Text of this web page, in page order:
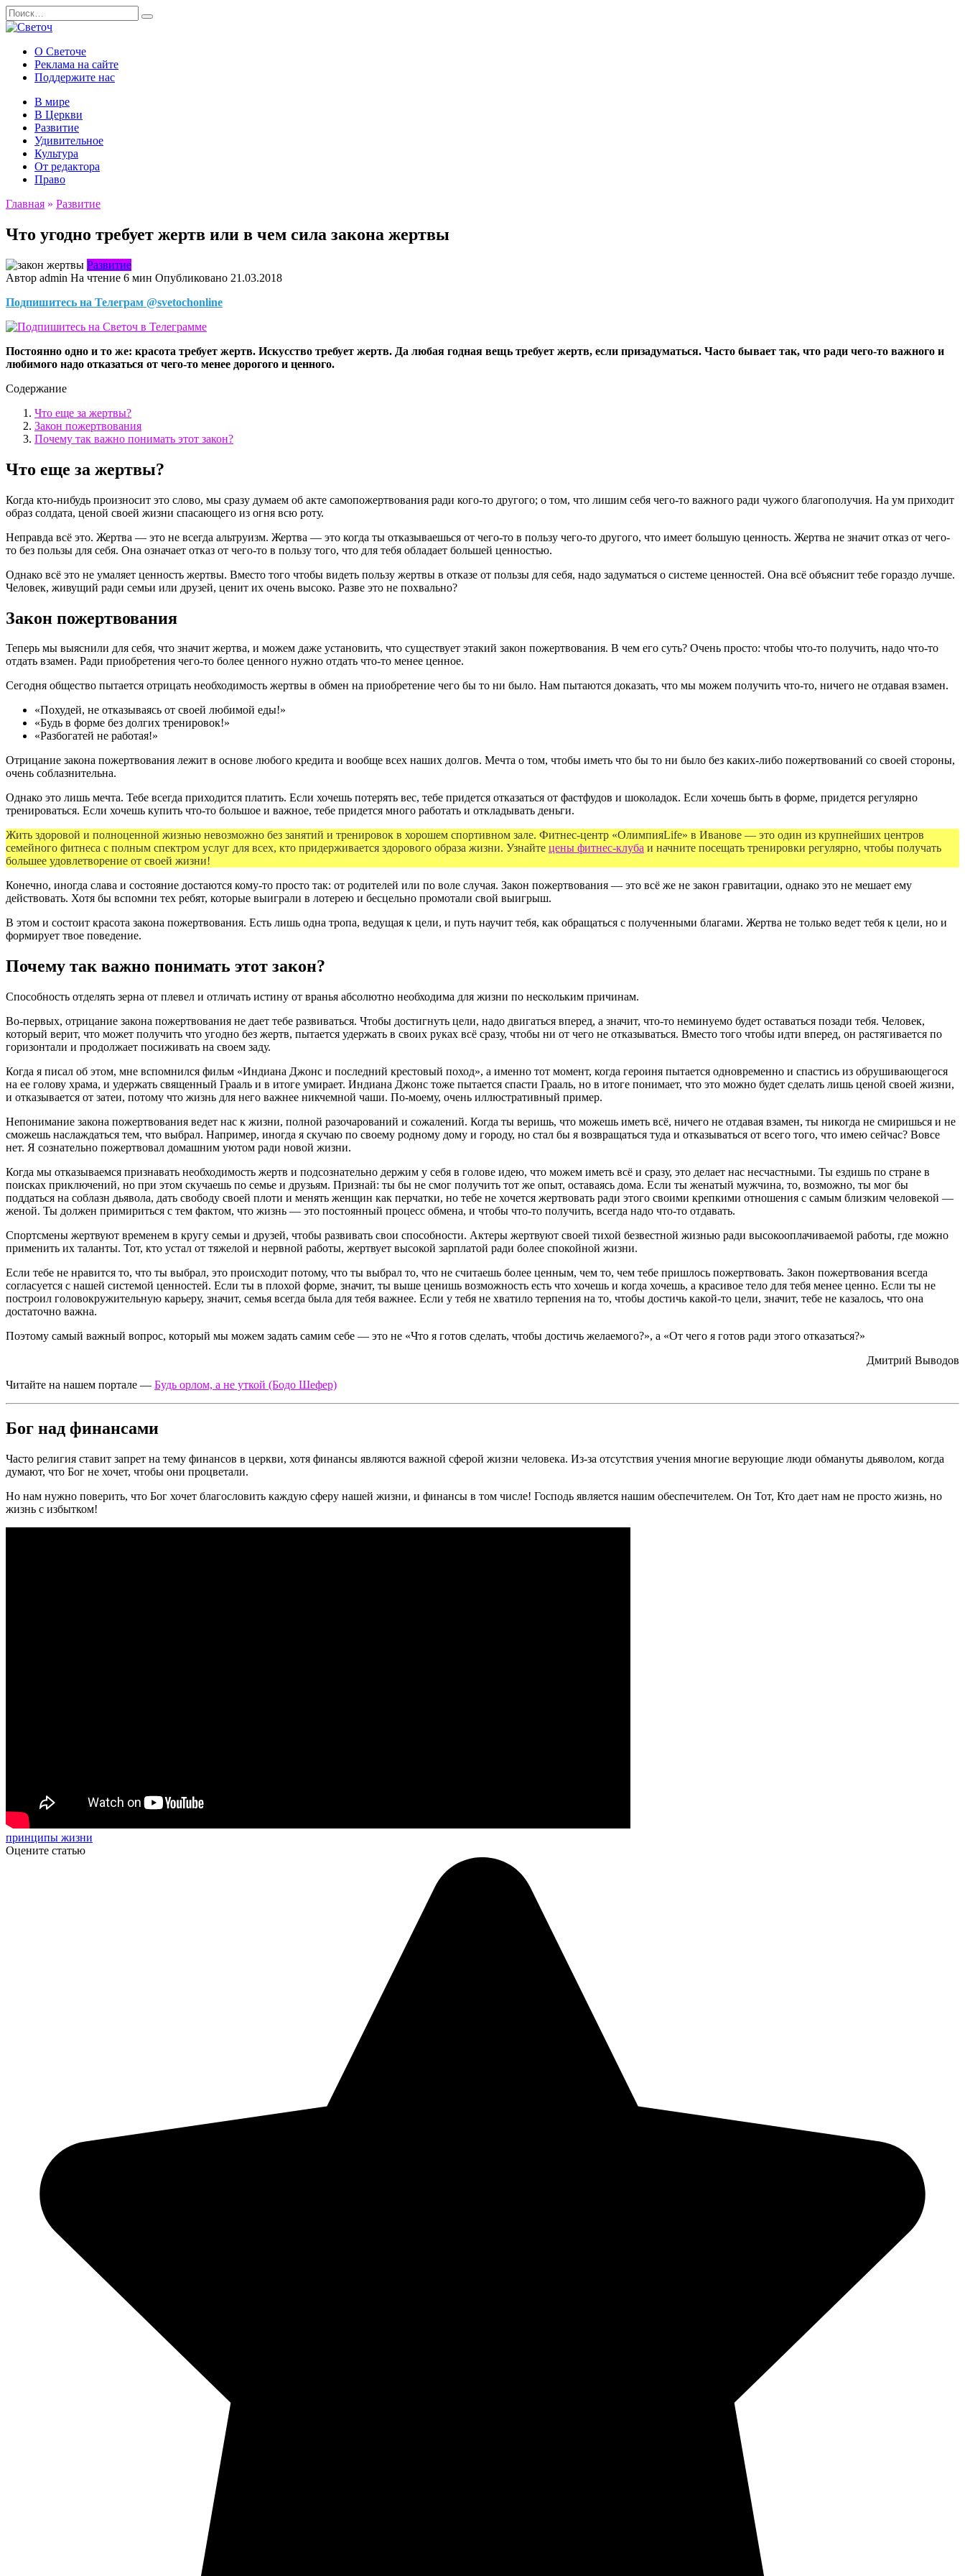
Перейти
к
Search
for:
О Светоче
Реклама на сайте
Поддержите нас
В мире
В Церкви
Развитие
Удивительное
Культура
От редактора
Право
Главная » Развитие
Что угодно требует жертв или в чем сила закона жертвы
Развитие
Автор admin На чтение 6 мин Опубликовано 21.03.2018
Подпишитесь на Телеграм @svetochonline
Постоянно одно и то же: красота требует жертв. Искусство требует жертв. Да любая годная вещь требует жертв, если призадуматься. Часто бывает так, что ради чего-то важного и
любимого надо отказаться от чего-то менее дорогого и ценного.
Содержание
Что еще за жертвы?
Закон пожертвования
Почему так важно понимать этот закон?
Что еще за жертвы?
Когда кто-нибудь произносит это слово, мы сразу думаем об акте самопожертвования ради кого-то другого; о том, что лишим себя чего-то важного ради чужого благополучия. На ум приходит
образ солдата, ценой своей жизни спасающего из огня всю роту.
Неправда всё это. Жертва — это не всегда альтруизм. Жертва — это когда ты отказываешься от чего-то в пользу чего-то другого, что имеет большую ценность. Жертва не значит отказ от чего-
то без пользы для себя. Она означает отказ от чего-то в пользу того, что для тебя обладает большей ценностью.
Однако всё это не умаляет ценность жертвы. Вместо того чтобы видеть пользу жертвы в отказе от пользы для себя, надо задуматься о системе ценностей. Она всё объяснит тебе гораздо лучше.
Человек, живущий ради семьи или друзей, ценит их очень высоко. Разве это не похвально?
Закон пожертвования
Теперь мы выяснили для себя, что значит жертва, и можем даже установить, что существует этакий закон пожертвования. В чем его суть? Очень просто: чтобы что-то получить, надо что-то
отдать взамен. Ради приобретения чего-то более ценного нужно отдать что-то менее ценное.
Сегодня общество пытается отрицать необходимость жертвы в обмен на приобретение чего бы то ни было. Нам пытаются доказать, что мы можем получить что-то, ничего не отдавая взамен.
«Похудей, не отказываясь от своей любимой еды!»
«Будь в форме без долгих тренировок!»
«Разбогатей не работая!»
Отрицание закона пожертвования лежит в основе любого кредита и вообще всех наших долгов. Мечта о том, чтобы иметь что бы то ни было без каких-либо пожертвований со своей стороны,
очень соблазнительна.
Однако это лишь мечта. Тебе всегда приходится платить. Если хочешь потерять вес, тебе придется отказаться от фастфудов и шоколадок. Если хочешь быть в форме, придется регулярно
тренироваться. Если хочешь купить что-то большое и важное, тебе придется много работать и откладывать деньги.
Жить здоровой и полноценной жизнью невозможно без занятий и тренировок в хорошем спортивном зале. Фитнес-центр «ОлимпияLife» в Иванове — это один из крупнейших центров
семейного фитнеса с полным спектром услуг для всех, кто придерживается здорового образа жизни. Узнайте цены фитнес-клуба и начните посещать тренировки регулярно, чтобы получать
большее удовлетворение от своей жизни!
Конечно, иногда слава и состояние достаются кому-то просто так: от родителей или по воле случая. Закон пожертвования — это всё же не закон гравитации, однако это не мешает ему
действовать. Хотя бы вспомни тех ребят, которые выиграли в лотерею и бесцельно промотали свой выигрыш.
В этом и состоит красота закона пожертвования. Есть лишь одна тропа, ведущая к цели, и путь научит тебя, как обращаться с полученными благами. Жертва не только ведет тебя к цели, но и
формирует твое поведение.
Почему так важно понимать этот закон?
Способность отделять зерна от плевел и отличать истину от вранья абсолютно необходима для жизни по нескольким причинам.
Во-первых, отрицание закона пожертвования не дает тебе развиваться. Чтобы достигнуть цели, надо двигаться вперед, а значит, что-то неминуемо будет оставаться позади тебя. Человек,
который верит, что может получить что угодно без жертв, пытается удержать в своих руках всё сразу, чтобы ни от чего не отказываться. Вместо того чтобы идти вперед, он растягивается по
горизонтали и продолжает посиживать на своем заду.
Когда я писал об этом, мне вспомнился фильм «Индиана Джонс и последний крестовый поход», а именно тот момент, когда героиня пытается одновременно и спастись из обрушивающегося
на ее голову храма, и удержать священный Грааль и в итоге умирает. Индиана Джонс тоже пытается спасти Грааль, но в итоге понимает, что это можно будет сделать лишь ценой своей жизни,
и отказывается от затеи, потому что жизнь для него важнее никчемной чаши. По-моему, очень иллюстративный пример.
Непонимание закона пожертвования ведет нас к жизни, полной разочарований и сожалений. Когда ты веришь, что можешь иметь всё, ничего не отдавая взамен, ты никогда не смиришься и не
сможешь наслаждаться тем, что выбрал. Например, иногда я скучаю по своему родному дому и городу, но стал бы я возвращаться туда и отказываться от всего того, что имею сейчас? Вовсе
нет. Я сознательно пожертвовал домашним уютом ради новой жизни.
Когда мы отказываемся признавать необходимость жертв и подсознательно держим у себя в голове идею, что можем иметь всё и сразу, это делает нас несчастными. Ты ездишь по стране в
поисках приключений, но при этом скучаешь по семье и друзьям. Признай: ты бы не смог получить тот же опыт, оставаясь дома. Если ты женатый мужчина, то, возможно, ты мог бы
поддаться на соблазн дьявола, дать свободу своей плоти и менять женщин как перчатки, но тебе не хочется жертвовать ради этого своими крепкими отношения с самым близким человекой —
женой. Ты должен примириться с тем фактом, что жизнь — это постоянный процесс обмена, и чтобы что-то получить, всегда надо что-то отдавать.
Спортсмены жертвуют временем в кругу семьи и друзей, чтобы развивать свои способности. Актеры жертвуют своей тихой безвестной жизнью ради высокооплачиваемой работы, где можно
применить их таланты. Тот, кто устал от тяжелой и нервной работы, жертвует высокой зарплатой ради более спокойной жизни.
Если тебе не нравится то, что ты выбрал, это происходит потому, что ты выбрал то, что не считаешь более ценным, чем то, чем тебе пришлось пожертвовать. Закон пожертвования всегда
согласуется с нашей системой ценностей. Если ты в плохой форме, значит, ты выше ценишь возможность есть что хочешь и когда хочешь, а красивое тело для тебя менее ценно. Если ты не
построил головокружительную карьеру, значит, семья всегда была для тебя важнее. Если у тебя не хватило терпения на то, чтобы достичь какой-то цели, значит, тебе не казалось, что она
достаточно важна.
Поэтому самый важный вопрос, который мы можем задать самим себе — это не «Что я готов сделать, чтобы достичь желаемого?», а «От чего я готов ради этого отказаться?»
Дмитрий Выводов
Читайте на нашем портале — Будь орлом, а не уткой (Бодо Шефер)
Бог над финансами
Часто религия ставит запрет на тему финансов в церкви, хотя финансы являются важной сферой жизни человека. Из-за отсутствия учения многие верующие люди обмануты дьяволом, когда
думают, что Бог не хочет, чтобы они процветали.
Но нам нужно поверить, что Бог хочет благословить каждую сферу нашей жизни, и финансы в том числе! Господь является нашим обеспечителем. Он Тот, Кто дает нам не просто жизнь, но
жизнь с избытком!
принципы жизни
Оцените статью